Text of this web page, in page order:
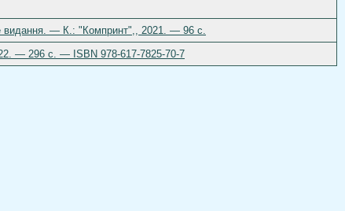
видання. — К.: "Компринт",, 2021. — 96 с.
— 296 с. — ISBN 978-617-7825-70-7